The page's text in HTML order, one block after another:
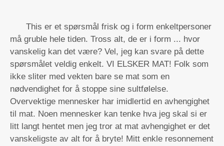
This er et spørsmål frisk og i form enkeltpersoner
må gruble hele tiden. Tross alt, de er i form ... hvor
vanskelig kan det være? Vel, jeg kan svare på dette
spørsmålet veldig enkelt. VI ELSKER MAT! Folk som
ikke sliter med vekten bare se mat som en
nødvendighet for å stoppe sine sultfølelse.
Overvektige mennesker har imidlertid en avhengighet
til mat. Noen mennesker kan tenke hva jeg skal si er
litt langt hentet men jeg tror at mat avhengighet er det
vanskeligste av alt for å bryte! Mitt enkle resonnement